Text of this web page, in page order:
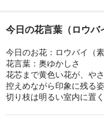
プリザ制作が初めての
プリザ制作が初めての
プリザーブドフラワ
ト
制作液を選ぶ
今日の花言葉（ロウバ
今日のお花：ロウバイ（
花言葉：奥ゆかしさ
花芯まで黄色い花が、や
控えめながら印象に残る
切り枝は明るい室内に置